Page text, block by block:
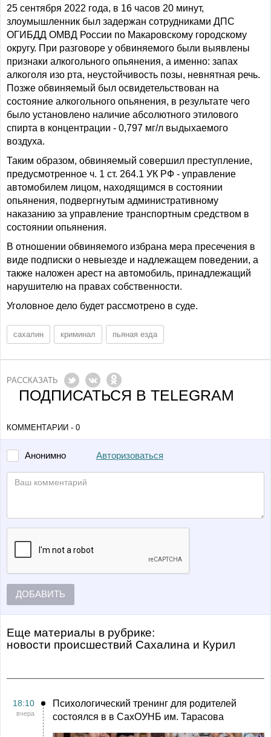
25 сентября 2022 года, в 16 часов 20 минут,
злоумышленник был задержан сотрудниками ДПС
ОГИБДД ОМВД России по Макаровскому городскому
округу. При разговоре у обвиняемого были выявлены
признаки алкогольного опьянения, а именно: запах
алкоголя изо рта, неустойчивость позы, невнятная речь.
Позже обвиняемый был освидетельствован на
состояние алкогольного опьянения, в результате чего
было установлено наличие абсолютного этилового
спирта в концентрации - 0,797 мг/л выдыхаемого
воздуха.
Таким образом, обвиняемый совершил преступление,
предусмотренное ч. 1 ст. 264.1 УК РФ - управление
автомобилем лицом, находящимся в состоянии
опьянения, подвергнутым административному
наказанию за управление транспортным средством в
состоянии опьянения.
В отношении обвиняемого избрана мера пресечения в
виде подписки о невыезде и надлежащем поведении, а
также наложен арест на автомобиль, принадлежащий
нарушителю на правах собственности.
Уголовное дело будет рассмотрено в суде.
сахалин криминал пьяная езда
РАССКАЗАТЬ
ПОДПИСАТЬСЯ В TELEGRAM
КОММЕНТАРИИ - 0
Анонимно Авторизоваться
ДОБАВИТЬ
Еще материалы в рубрике:
Новости происшествий Сахалина и Курил
18:10
вчера
Психологический тренинг для родителей
состоялся в в СахОУНБ им. Тарасова